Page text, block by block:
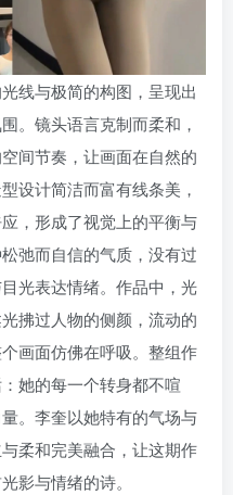
线与极简的构图，呈现出
。镜头语言克制而柔和，
间节奏，让画面在自然的
设计简洁而富有线条美，
，形成了视觉上的平衡与
弛而自信的气质，没有过
光表达情绪。作品中，光
拂过人物的侧颜，流动的
画面仿佛在呼吸。整组作
她的每一个转身都不喧
。李奎以她特有的气场与
柔和完美融合，让这期作
影与情绪的诗。